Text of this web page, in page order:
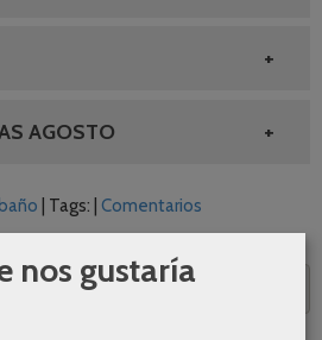
AGOSTO
Tags: Comentarios
nos gustaría